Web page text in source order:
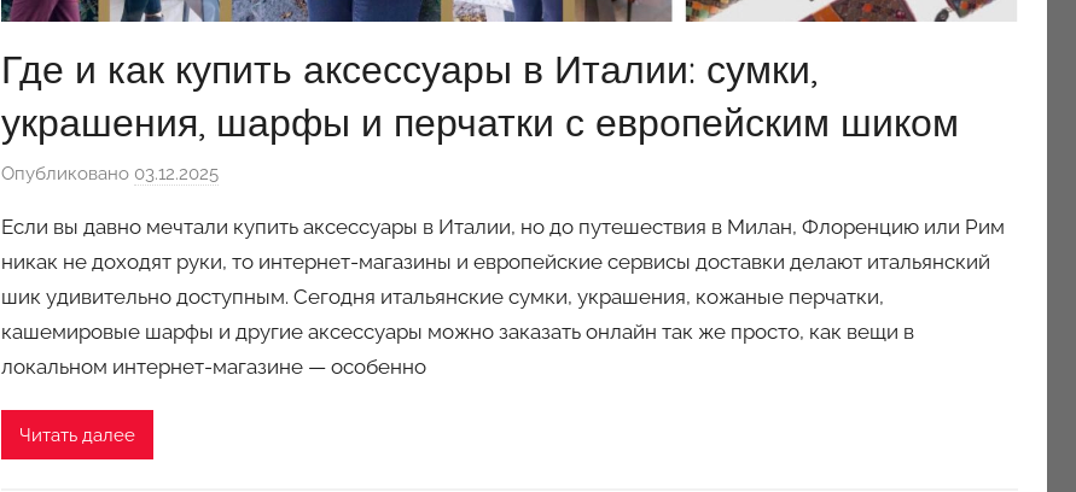
Где и как купить аксессуары в Италии: сумки,
украшения, шарфы и перчатки с европейским шиком
Опубликовано 03.12.2025а
т
о
р
о
м
Если вы давно мечтали купить аксессуары в Италии, но до путешествия в Милан, Флоренцию или Рим
никак не доходят руки, то интернет-магазины и европейские сервисы доставки делают итальянский
шик удивительно доступным. Сегодня итальянские сумки, украшения, кожаные перчатки,
кашемировые шарфы и другие аксессуары можно заказать онлайн так же просто, как вещи в
локальном интернет-магазине — особенно
Читать далее